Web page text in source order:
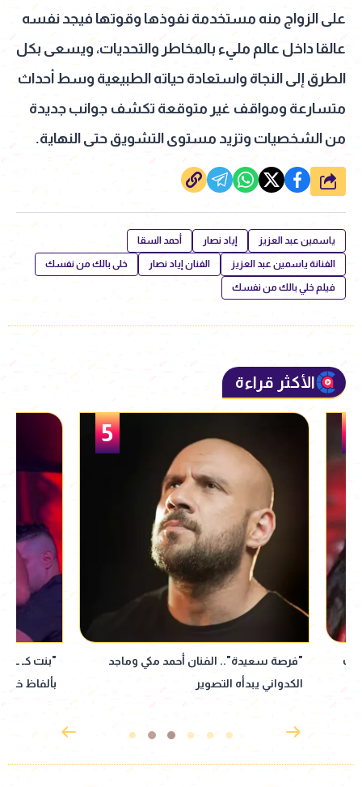
على الزواج منه مستخدمة نفوذها وقوتها فيجد نفسه
عالقا داخل عالم مليء بالمخاطر والتحديات، ويسعى بكل
الطرق إلى النجاة واستعادة حياته الطبيعية وسط أحداث
متسارعة ومواقف غير متوقعة تكشف جوانب جديدة
من الشخصيات وتزيد مستوى التشويق حتى النهاية.
شارك
ياسمين عبد العزيز إياد نصار أحمد السقا
الفنانة ياسمين عبد العزيز الفنان إياد نصار خلى بالك من نفسك
فيلم خلي بالك من نفسك
الأكثر قراءة
"فرصة سعيدة".. الفنان أحمد مكي وماجد
الكدواني يبدأه التصوير
"بنت كـ ـلب
بألفاظ خارجة على